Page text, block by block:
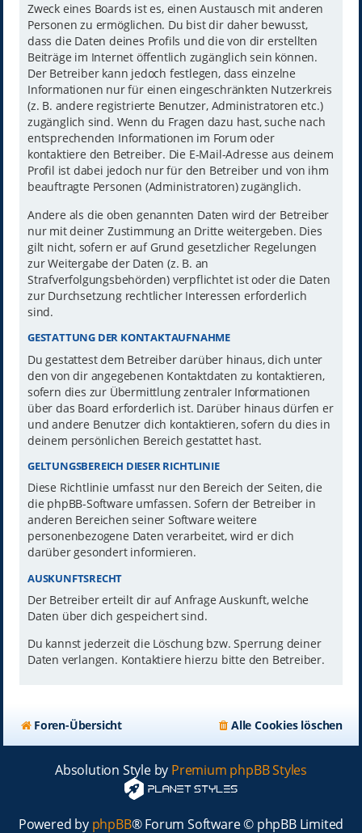
Zweck eines Boards ist es, einen Austausch mit anderen
Personen zu ermöglichen. Du bist dir daher bewusst,
dass die Daten deines Profils und die von dir erstellten
Beiträge im Internet öffentlich zugänglich sein können.
Der Betreiber kann jedoch festlegen, dass einzelne
Informationen nur für einen eingeschränkten Nutzerkreis
(z. B. andere registrierte Benutzer, Administratoren etc.)
zugänglich sind. Wenn du Fragen dazu hast, suche nach
entsprechenden Informationen im Forum oder
kontaktiere den Betreiber. Die E-Mail-Adresse aus deinem
Profil ist dabei jedoch nur für den Betreiber und von ihm
beauftragte Personen (Administratoren) zugänglich.
Andere als die oben genannten Daten wird der Betreiber
nur mit deiner Zustimmung an Dritte weitergeben. Dies
gilt nicht, sofern er auf Grund gesetzlicher Regelungen
zur Weitergabe der Daten (z. B. an
Strafverfolgungsbehörden) verpflichtet ist oder die Daten
zur Durchsetzung rechtlicher Interessen erforderlich
sind.
GESTATTUNG DER KONTAKTAUFNAHME
Du gestattest dem Betreiber darüber hinaus, dich unter
den von dir angegebenen Kontaktdaten zu kontaktieren,
sofern dies zur Übermittlung zentraler Informationen
über das Board erforderlich ist. Darüber hinaus dürfen er
und andere Benutzer dich kontaktieren, sofern du dies in
deinem persönlichen Bereich gestattet hast.
GELTUNGSBEREICH DIESER RICHTLINIE
Diese Richtlinie umfasst nur den Bereich der Seiten, die
die phpBB-Software umfassen. Sofern der Betreiber in
anderen Bereichen seiner Software weitere
personenbezogene Daten verarbeitet, wird er dich
darüber gesondert informieren.
AUSKUNFTSRECHT
Der Betreiber erteilt dir auf Anfrage Auskunft, welche
Daten über dich gespeichert sind.
Du kannst jederzeit die Löschung bzw. Sperrung deiner
Daten verlangen. Kontaktiere hierzu bitte den Betreiber.
Foren-Übersicht Alle Cookies löschen
Absolution Style by Premium phpBB Styles
Powered by phpBB® Forum Software © phpBB Limited